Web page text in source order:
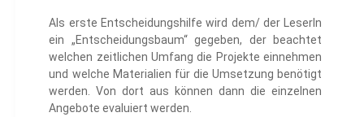
Als erste Entscheidungshilfe wird dem/ der LeserIn
ein „Entscheidungsbaum“ gegeben, der beachtet
welchen zeitlichen Umfang die Projekte einnehmen
und welche Materialien für die Umsetzung benötigt
werden. Von dort aus können dann die einzelnen
Angebote evaluiert werden.